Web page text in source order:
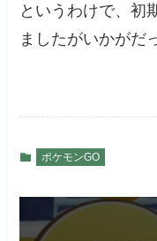
というわけで、初
ましたがいかがだ
ポケモンGO